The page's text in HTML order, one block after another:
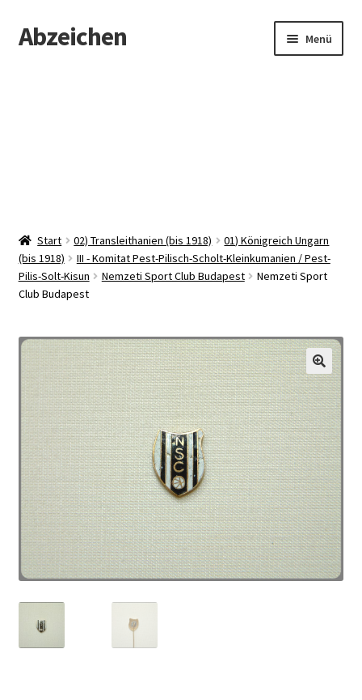
Zur
Navigation
Zum
Inhalt
Abzeichen Menü
Start 02) Transleithanien (bis 1918)
01) Königreich Ungarn
(bis 1918)
III - Komitat Pest-Pilisch-Scholt-Kleinkumanien / Pest-
Pilis-Solt-Kisun
Nemzeti Sport Club Budapest
Nemzeti Sport
Club Budapest